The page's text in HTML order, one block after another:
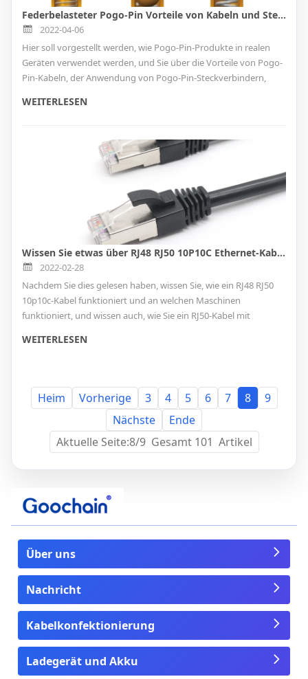
Federbelasteter Pogo-Pin Vorteile von Kabeln und Steckverbindern, Struktur und Anwendungen
2022-04-06
Hier soll vorgestellt werden, wie Pogo-Pin-Produkte in realen
Geräten verwendet werden, und Sie über die Vorteile von Pogo-
Pin-Kabeln, der Anwendung von Pogo-Pin-Steckverbindern,
Kabeln und Steckverbindern informiert werden
WEITERLESEN
Wissen Sie etwas über RJ48 RJ50 10P10C Ethernet-Kabel? hier erfährst du es
2022-02-28
Nachdem Sie dies gelesen haben, wissen Sie, wie ein RJ48 RJ50
10p10c-Kabel funktioniert und an welchen Maschinen
funktioniert, und wissen auch, wie Sie ein RJ50-Kabel mit
WEITERLESEN
Heim Vorherige 3 4 5 6 7 8
9
Nächste
Ende
Aktuelle Seite:8/9 Gesamt 101 Artikel
Über uns
Nachricht
Kabelkonfektionierung
Ladegerät und Akku